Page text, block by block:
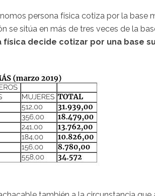
persona física cotiza por la base
sitúa en más de tres veces de la
decide cotizar por una base